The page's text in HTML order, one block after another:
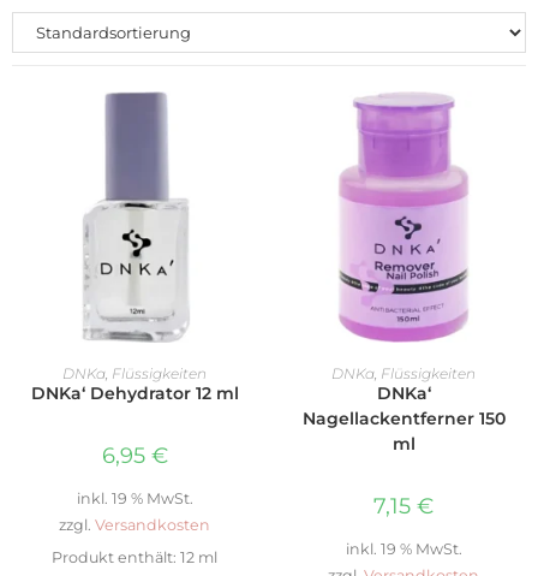
IN DEN WARENKORB
DNKa, Flüssigkeiten
DNKa‘ Dehydrator 12 ml
6,95 €
inkl. 19 % MwSt.
zzgl. Versandkosten
Produkt enthält: 12 ml
IN DEN WARENKORB
DNKa, Flüssigkeiten
DNKa‘
Nagellackentferner 150
ml
7,15 €
inkl. 19 % MwSt.